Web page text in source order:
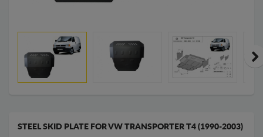
STEEL SKID PLATE FOR VW TRANSPORTER T4 (1990-2003)